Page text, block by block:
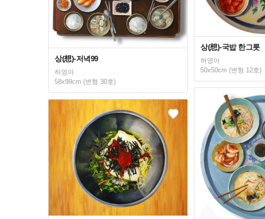
상(想)-국밥 한그릇
허영아
50x50cm (변형 12호)
상(想)-저녁99
허영아
58x99cm (변형 30호)